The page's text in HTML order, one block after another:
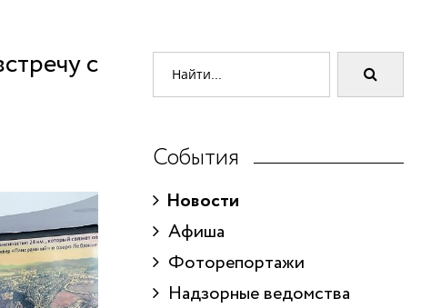
с
События
Новости
Афиша
Фоторепортажи
Надзорные ведомства